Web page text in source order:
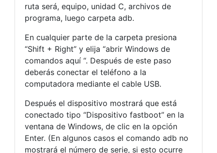
ruta será, equipo, unidad C, archivos de
programa, luego carpeta adb.
En cualquier parte de la carpeta presiona
“Shift + Right” y elija “abrir Windows de
comandos aquí “. Después de este paso
deberás conectar el teléfono a la
computadora mediante el cable USB.
Después el dispositivo mostrará que está
conectado tipo “Dispositivo fastboot” en la
ventana de Windows, de clic en la opción
Enter. (En algunos casos el comando adb no
mostrará el número de serie, si esto ocurre